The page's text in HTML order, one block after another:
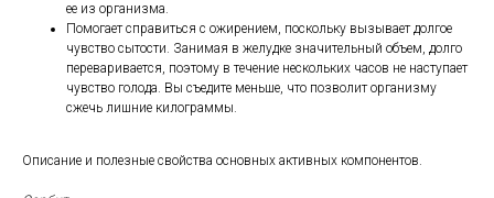
ее из организма.
Помогает справиться с ожирением, поскольку вызывает долгое
чувство сытости. Занимая в желудке значительный объем, долго
переваривается, поэтому в течение нескольких часов не наступает
чувство голода. Вы съедите меньше, что позволит организму
сжечь лишние килограммы.
Описание и полезные свойства основных активных компонентов.